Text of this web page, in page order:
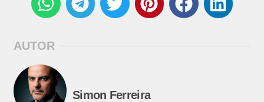
AUTOR
Simon Ferreira